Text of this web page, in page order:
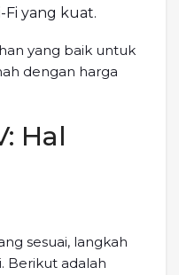
Fi yang kuat.
yang baik untuk
dengan harga
Hal
sesuai, langkah
Berikut adalah